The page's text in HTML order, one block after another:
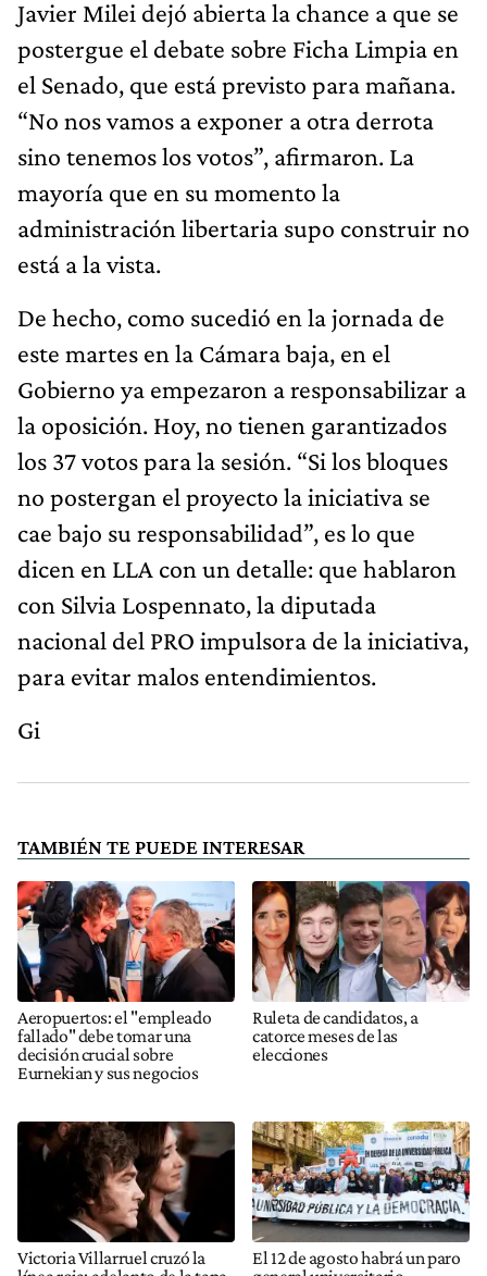
Javier Milei dejó abierta la chance a que se
postergue el debate sobre Ficha Limpia en
el Senado, que está previsto para mañana.
“No nos vamos a exponer a otra derrota
sino tenemos los votos”, afirmaron. La
mayoría que en su momento la
administración libertaria supo construir no
está a la vista.
De hecho, como sucedió en la jornada de
este martes en la Cámara baja, en el
Gobierno ya empezaron a responsabilizar a
la oposición. Hoy, no tienen garantizados
los 37 votos para la sesión. “Si los bloques
no postergan el proyecto la iniciativa se
cae bajo su responsabilidad”, es lo que
dicen en LLA con un detalle: que hablaron
con Silvia Lospennato, la diputada
nacional del PRO impulsora de la iniciativa,
para evitar malos entendimientos.
Gi
TAMBIÉN TE PUEDE INTERESAR
Aeropuertos: el "empleado
fallado" debe tomar una
decisión crucial sobre
Eurnekian y sus negocios
Ruleta de candidatos, a
catorce meses de las
elecciones
Victoria Villarruel cruzó la
El 12 de agosto habrá un paro